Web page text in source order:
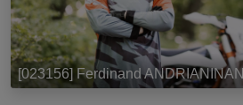
[023156] Ferdinand